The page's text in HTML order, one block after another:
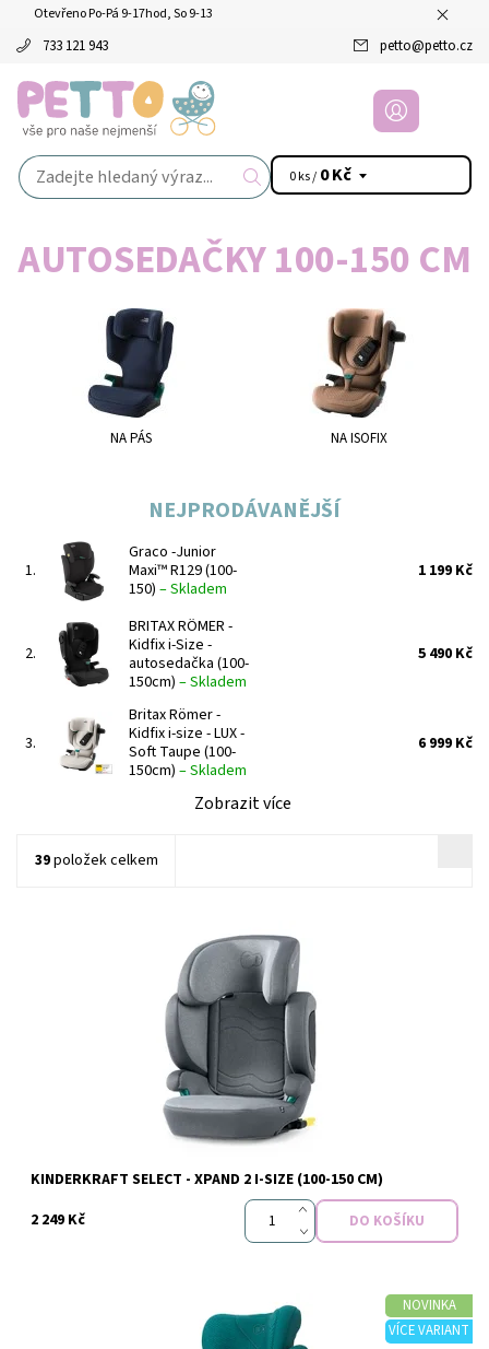
Otevřeno Po-Pá 9-17hod, So 9-13
733 121 943 petto@petto.cz
0 ks / 0 Kč
AUTOSEDAČKY 100-150 CM
NA PÁS NA ISOFIX
NEJPRODÁVANĚJŠÍ
1.
Graco -Junior
Maxi™ R129 (100-
150) –Skladem
1 199 Kč
2.
BRITAX RÖMER -
Kidfix i-Size -
autosedačka (100-
150cm) –Skladem
5 490 Kč
3.
Britax Römer -
Kidfix i-size - LUX -
Soft Taupe (100-
150cm) –Skladem
6 999 Kč
Zobrazit více
39položek celkem
Skladem
Značka: Kinderkraft
KINDERKRAFT SELECT - XPAND 2 I-SIZE (100-150 CM)
2 249 Kč
NOVINKA
VÍCE VARIANT